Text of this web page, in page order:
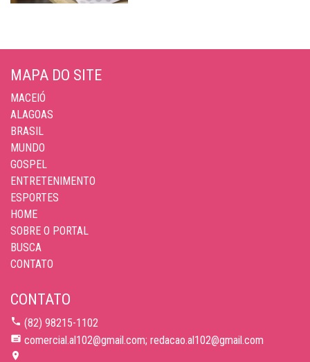
MAPA DO SITE
MACEIÓ
ALAGOAS
BRASIL
MUNDO
GOSPEL
ENTRETENIMENTO
ESPORTES
HOME
SOBRE O PORTAL
BUSCA
CONTATO
CONTATO
(82) 98215-1102
comercial.al102@gmail.com; redacao.al102@gmail.com